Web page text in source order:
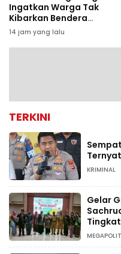
Ingatkan Warga Tak
Kibarkan Bendera
Setengah Tiang Jelang
HUT RI
14 jam yang lalu
TERKINI
KRIMINAL
Gelar